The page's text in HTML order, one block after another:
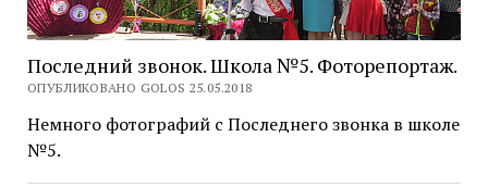
Последний звонок. Школа №5. Фоторепортаж.
ОПУБЛИКОВАНО GOLOS 25.05.2018
Немного фотографий с Последнего звонка в школе
№5.